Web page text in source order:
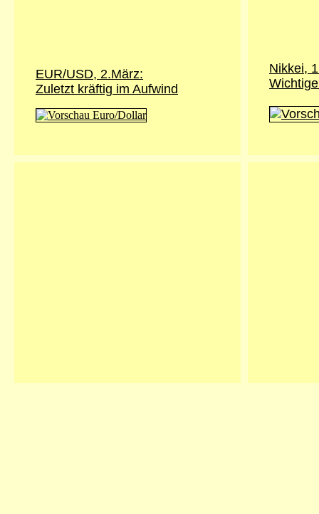
EUR/USD, 2.März:
Zuletzt kräftig im Aufwind
Nikkei,